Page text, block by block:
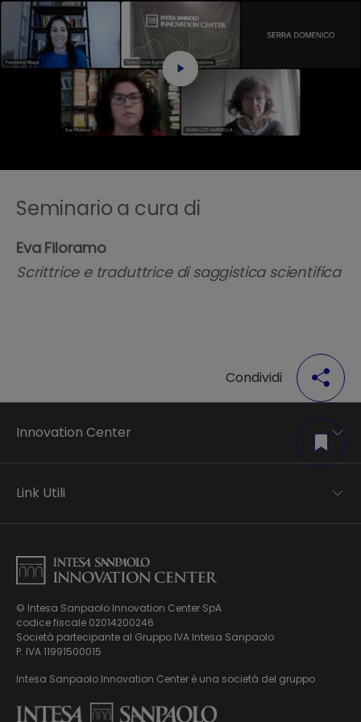
Seminario a cura di
Eva Filoramo
Scrittrice e traduttrice di saggistica scientifica
Condividi
© Intesa Sanpaolo Innovation Center SpA
codice fiscale 02014200246
Società partecipante al Gruppo IVA Intesa Sanpaolo
P. IVA 11991500015
Intesa Sanpaolo Innovation Center è una società del gruppo
Innovation Center
Applied research
Business transformation
Chi siamo
News ed Eventi
Podcast
Virtual Tour
Link Utili
Informativa Privacy
Informativa Privacy Careers
Privacy e Cookie Policy
Mappa del sito
Whistleblowing
Modello di gestione, organizzazione e controllo ex Dlgs.